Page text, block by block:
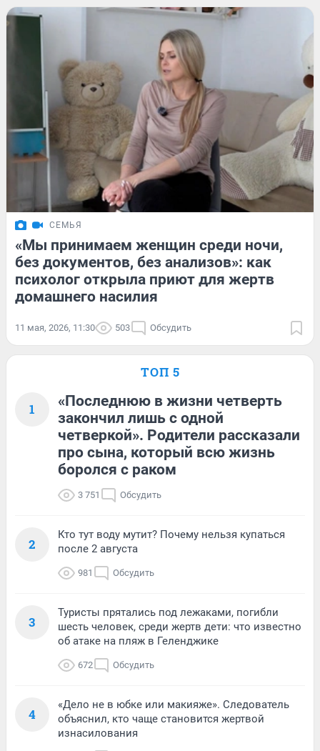
СЕМЬЯ
«Мы принимаем женщин среди ночи,
без документов, без анализов»: как
психолог открыла приют для жертв
домашнего насилия
11 мая, 2026, 11:30 503 Обсудить
ТОП 5
1
«Последнюю в жизни четверть
закончил лишь с одной
четверкой». Родители рассказали
про сына, который всю жизнь
боролся с раком
3 751 Обсудить
2
Кто тут воду мутит? Почему нельзя купаться
после 2 августа
981 Обсудить
3
Туристы прятались под лежаками, погибли
шесть человек, среди жертв дети: что известно
об атаке на пляж в Геленджике
672 Обсудить
4
«Дело не в юбке или макияже». Следователь
объяснил, кто чаще становится жертвой
изнасилования